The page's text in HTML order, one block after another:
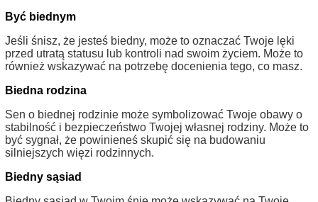
Być biednym
Jeśli śnisz, że jesteś biedny, może to oznaczać Twoje lęki
przed utratą statusu lub kontroli nad swoim życiem. Może to
również wskazywać na potrzebę docenienia tego, co masz.
Biedna rodzina
Sen o biednej rodzinie może symbolizować Twoje obawy o
stabilność i bezpieczeństwo Twojej własnej rodziny. Może to
być sygnał, że powinieneś skupić się na budowaniu
silniejszych więzi rodzinnych.
Biedny sąsiad